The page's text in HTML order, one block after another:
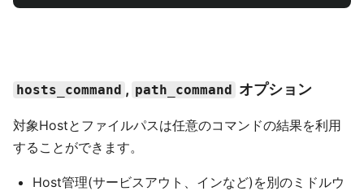
hosts_command , path_command オプション
対象Hostとファイルパスは任意のコマンドの結果を利用
することができます。
Host管理(サービスアウト、インなど)を別のミドルウ